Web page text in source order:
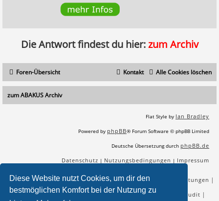
Diese Website nutzt Cookies, um dir den
bestmöglichen Komfort bei der Nutzung zu
Die Antwort findest du hier:zum Archiv
Foren-Übersicht Alle Cookies löschen
Kontakt
zum ABAKUS Archiv
Flat Style by Ian Bradley
Powered by phpBB® Forum Software © phpBB Limited
Deutsche Übersetzung durch phpBB.de
Datenschutz | Nutzungsbedingungen | Impressum
SEO Agentur|SEO Blog |SEO Online Tools|SEO Dienstleistungen |
SEO Workshops |SEO Beratung|Backlinks kaufen SEO Audit |